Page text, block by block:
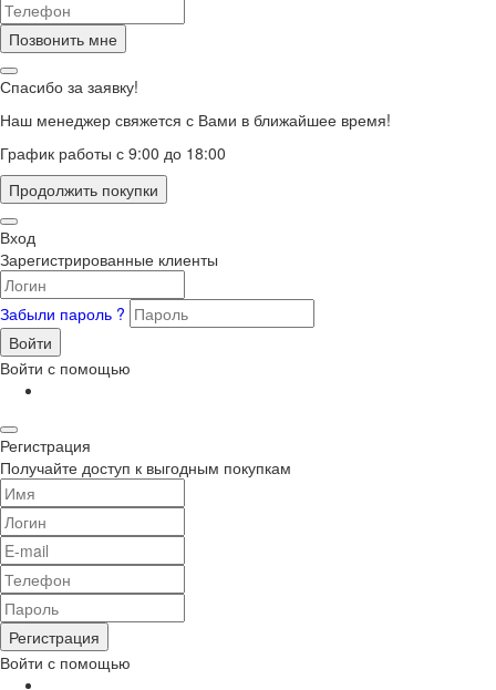
Позвонить мне
Спасибо за заявку!
Наш менеджер свяжется с Вами в ближайшее время!
График работы с 9:00 до 18:00
Продолжить покупки
Вход
Зарегистрированные клиенты
Забыли пароль ?
Войти
Войти с помощью
Регистрация
Получайте доступ к выгодным покупкам
Регистрация
Войти с помощью